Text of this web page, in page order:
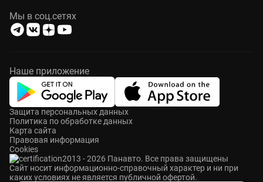
Мы в соц.сетях
Наше приложение
2013 - 2026 Панавто. Все права защищены
Cайт носит информационно-справочный характер и ни при
каких условиях не является публичной офертой.
Защита персональных данных
Политика по обработке данных
Карта сайта
Правовая информация
Cookies